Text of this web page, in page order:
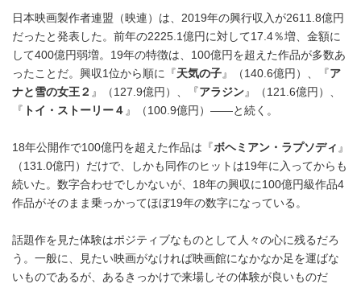
日本映画製作者連盟（映連）は、2019年の興行収入が2611.8億円
だったと発表した。前年の2225.1億円に対して17.4％増、金額に
して400億円弱増。19年の特徴は、100億円を超えた作品が多数あ
ったことだ。興収1位から順に『天気の子』（140.6億円）、『ア
ナと雪の女王２ 』（127.9億円）、『アラジン』（121.6億円）、
『 トイ・ストーリー４ 』（100.9億円）――と続く。
18年公開作で100億円を超えた作品は『ボヘミアン・ラプソディ 』
（131.0億円）だけで、しかも同作のヒットは19年に入ってからも
続いた。数字合わせでしかないが、18年の興収に100億円級作品4
作品がそのまま乗っかってほぼ19年の数字になっている。
話題作を見た体験はポジティブなものとして人々の心に残るだろ
う。一般に、見たい映画がなければ映画館になかなか足を運ばな
いものであるが、あるきっかけで来場しその体験が良いものだ